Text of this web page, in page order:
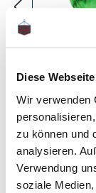
Diese
Wir verwenden
zu können und
analysieren.
Verwendung
soziale